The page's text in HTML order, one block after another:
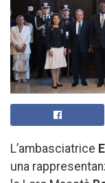
L’ambasciatrice
una